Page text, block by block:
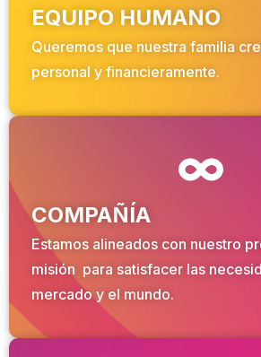
EQUIPO HUMANO
Queremos que nuestra familia
personal y financieramente.
COMPAÑÍA
Estamos alineados con nuestro
misión para satisfacer las
mercado y el mundo.